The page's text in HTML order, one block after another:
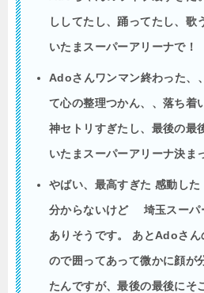
ししてたし、踊ってたし、歌
いたまスーパーアリーナで！
Adoさんワンマン終わった、
て心の整理つかん、、落ち着
神セトリすぎたし、最後の最
いたまスーパーアリーナ決ま
やばい、最高すぎた 感動し
分からないけど
埼玉スーパ
ありそうです。 あとAdoさ
ので囲ってあって微かに顔が
たんですが、最後の最後にそ